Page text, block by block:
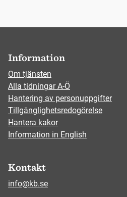
Information
Om tjänsten
Alla tidningar A-Ö
Hantering av personuppgifter
Tillgänglighetsredogörelse
Hantera kakor
Information in English
Kontakt
info@kb.se